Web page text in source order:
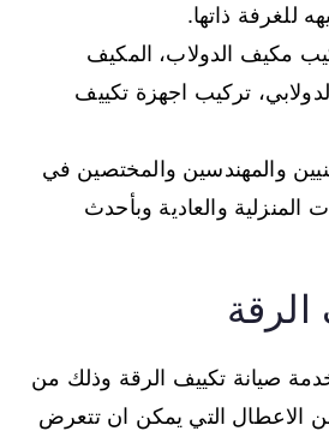
للغرفة ذاتها.
مكيف الدولاب، المكيف
تركيب اجهزة تكييف
والمهندسين والمختصين في
المنزلية والعادية وبأحدث
صيانة تكييف الرقة وذلك من
الاعطال التي يمكن ان تتعرض